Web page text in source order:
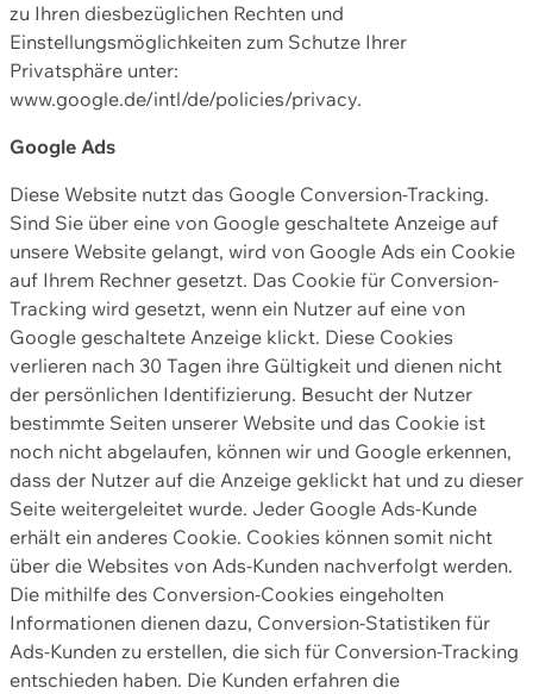
zu Ihren diesbezüglichen Rechten und
Einstellungsmöglichkeiten zum Schutze Ihrer
Privatsphäre unter:
www.google.de/intl/de/policies/privacy.
Google Ads
Diese Website nutzt das Google Conversion-Tracking.
Sind Sie über eine von Google geschaltete Anzeige auf
unsere Website gelangt, wird von Google Ads ein Cookie
auf Ihrem Rechner gesetzt. Das Cookie für Conversion-
Tracking wird gesetzt, wenn ein Nutzer auf eine von
Google geschaltete Anzeige klickt. Diese Cookies
verlieren nach 30 Tagen ihre Gültigkeit und dienen nicht
der persönlichen Identifizierung. Besucht der Nutzer
bestimmte Seiten unserer Website und das Cookie ist
noch nicht abgelaufen, können wir und Google erkennen,
dass der Nutzer auf die Anzeige geklickt hat und zu dieser
Seite weitergeleitet wurde. Jeder Google Ads-Kunde
erhält ein anderes Cookie. Cookies können somit nicht
über die Websites von Ads-Kunden nachverfolgt werden.
Die mithilfe des Conversion-Cookies eingeholten
Informationen dienen dazu, Conversion-Statistiken für
Ads-Kunden zu erstellen, die sich für Conversion-Tracking
entschieden haben. Die Kunden erfahren die